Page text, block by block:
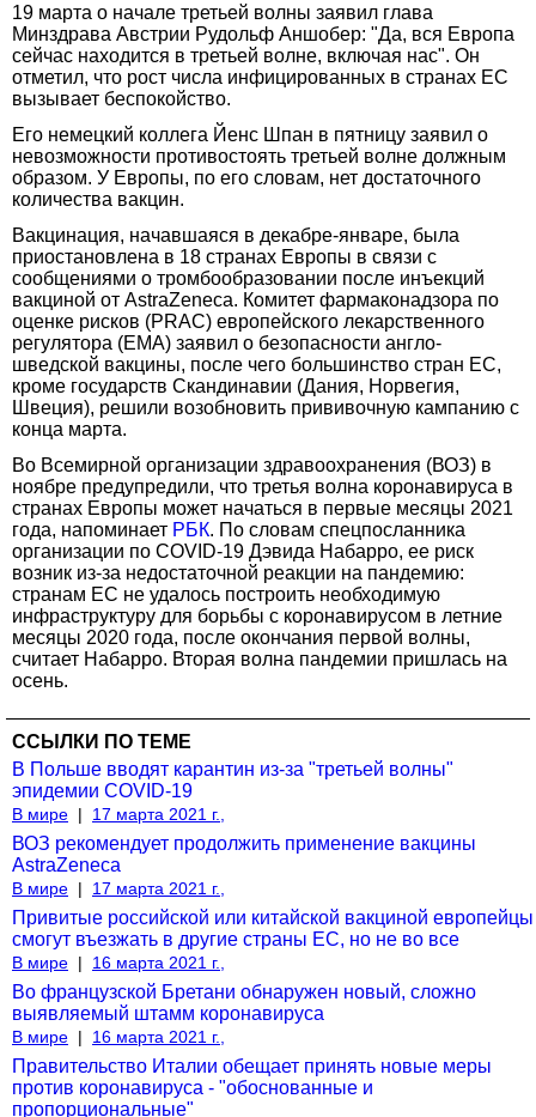
19 марта о начале третьей волны заявил глава
Минздрава Австрии Рудольф Аншобер: "Да, вся Европа
сейчас находится в третьей волне, включая нас". Он
отметил, что рост числа инфицированных в странах ЕС
вызывает беспокойство.
Его немецкий коллега Йенс Шпан в пятницу заявил о
невозможности противостоять третьей волне должным
образом. У Европы, по его словам, нет достаточного
количества вакцин.
Вакцинация, начавшаяся в декабре-январе, была
приостановлена в 18 странах Европы в связи с
сообщениями о тромбообразовании после инъекций
вакциной от AstraZeneca. Комитет фармаконадзора по
оценке рисков (PRAC) европейского лекарственного
регулятора (ЕМА) заявил о безопасности англо-
шведской вакцины, после чего большинство стран ЕС,
кроме государств Скандинавии (Дания, Норвегия,
Швеция), решили возобновить прививочную кампанию с
конца марта.
Во Всемирной организации здравоохранения (ВОЗ) в
ноябре предупредили, что третья волна коронавируса в
странах Европы может начаться в первые месяцы 2021
года, напоминает РБК. По словам спецпосланника
организации по COVID-19 Дэвида Набарро, ее риск
возник из-за недостаточной реакции на пандемию:
странам ЕС не удалось построить необходимую
инфраструктуру для борьбы с коронавирусом в летние
месяцы 2020 года, после окончания первой волны,
считает Набарро. Вторая волна пандемии пришлась на
осень.
ССЫЛКИ ПО ТЕМЕ
В Польше вводят карантин из-за "третьей волны"
эпидемии COVID-19
В мире | 17 марта 2021 г.,
ВОЗ рекомендует продолжить применение вакцины
AstraZeneca
В мире | 17 марта 2021 г.,
Привитые российской или китайской вакциной европейцы
смогут въезжать в другие страны ЕС, но не во все
В мире | 16 марта 2021 г.,
Во французской Бретани обнаружен новый, сложно
выявляемый штамм коронавируса
В мире | 16 марта 2021 г.,
Правительство Италии обещает принять новые меры
против коронавируса - "обоснованные и
пропорциональные"